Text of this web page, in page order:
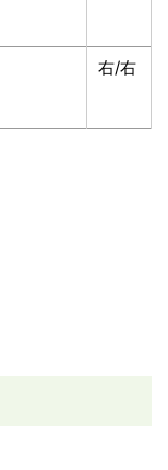
右/右